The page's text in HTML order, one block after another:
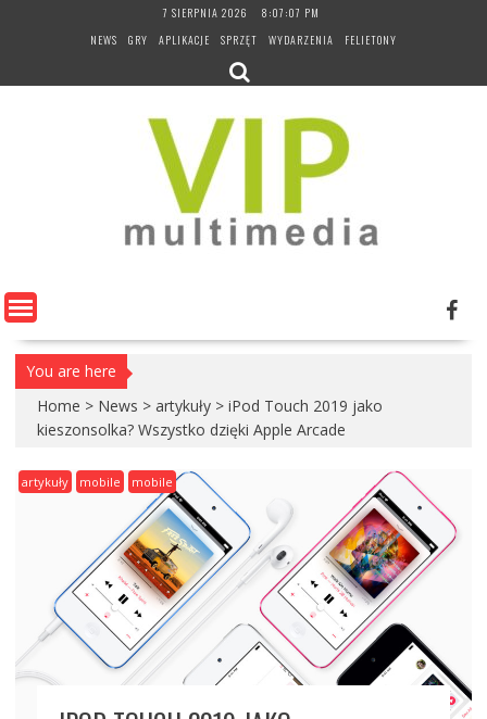
7 SIERPNIA 2026
8:07:08 PM
NEWS
GRY APLIKACJE SPRZĘT WYDARZENIA FELIETONY
You are here
Home > News > artykuły > iPod Touch 2019 jako
kieszonsolka? Wszystko dzięki Apple Arcade
artykuły mobile mobile